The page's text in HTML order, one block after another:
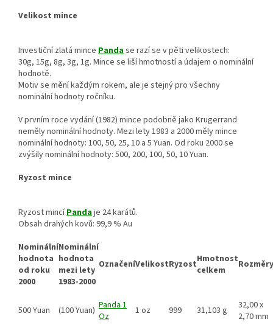
Velikost mince
Investiční zlatá mince Pandase razí se v pěti velikostech:
30g, 15g, 8g, 3g, 1g. Mince se liší hmotností a údajem o nominální
hodnotě.
Motiv se mění každým rokem, ale je stejný pro všechny
nominální hodnoty ročníku.
V prvním roce vydání (1982) mince podobně jako Krugerrand
neměly nominální hodnoty. Mezi lety 1983 a 2000 měly mince
nominální hodnoty: 100, 50, 25, 10 a 5 Yuan. Od roku 2000 se
zvýšily nominální hodnoty: 500, 200, 100, 50, 10 Yuan.
Ryzost mince
Ryzost mincíPandaje 24 karátů.
Obsah drahých kovů: 99,9 % Au
Nominální
hodnota
od roku
2000
Nominální
hodnota
mezi lety
1983-2000
OznačeníVelikostRyzostHmotnost
celkem
Rozměry
500 Yuan (100 Yuan) Panda 1
Oz
1 oz 999 31,103 g
32,00 x
2,70 mm